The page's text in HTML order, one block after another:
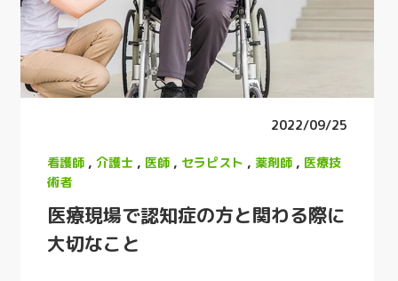
2022/09/25
看護師 , 介護士 , 医師 , セラピスト , 薬剤師 , 医療技
術者
医療現場で認知症の方と関わる際に
大切なこと